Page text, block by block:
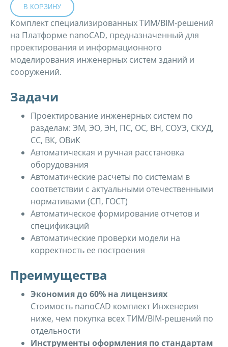
Комплект специализированных ТИМ/BIM-решений
на Платформе nanoCAD, предназначенный для
проектирования и информационного
моделирования инженерных систем зданий и
сооружений.
Задачи
Проектирование инженерных систем по
разделам: ЭМ, ЭО, ЭН, ПС, ОС, ВН, СОУЭ, СКУД,
СС, ВК, ОВиК
Автоматическая и ручная расстановка
оборудования
Автоматические расчеты по системам в
соответствии с актуальными отечественными
нормативами (СП, ГОСТ)
Автоматическое формирование отчетов и
спецификаций
Автоматические проверки модели на
корректность ее построения
Преимущества
Экономия до 60% на лицензиях
Стоимость nanoCAD комплект Инженерия
ниже, чем покупка всех ТИМ/BIM-решений по
отдельности
Инструменты оформления по стандартам